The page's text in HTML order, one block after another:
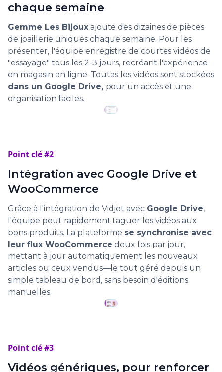
chaque semaine
Gemme Les Bijoux ajoute des dizaines de pièces
de joaillerie uniques chaque semaine. Pour les
présenter, l'équipe enregistre de courtes vidéos de
"essayage" tous les 2-3 jours, recréant l'expérience
en magasin en ligne. Toutes les vidéos sont stockées
dans un Google Drive, pour un accès et une
organisation faciles.
Point clé #2
Intégration avec Google Drive et
WooCommerce
Grâce à l'intégration de Vidjet avec Google Drive,
l'équipe peut rapidement taguer les vidéos aux
bons produits. La plateforme se synchronise avec
leur flux WooCommerce deux fois par jour,
mettant à jour automatiquement les nouveaux
articles ou ceux vendus—le tout géré depuis un
simple tableau de bord, sans besoin d'éditions
manuelles.
Point clé #3
Vidéos génériques, pour renforcer